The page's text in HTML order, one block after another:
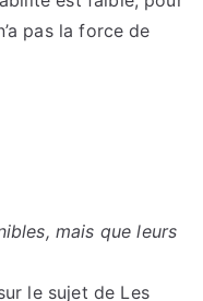
pas la force de
mais que leurs
le sujet de Les